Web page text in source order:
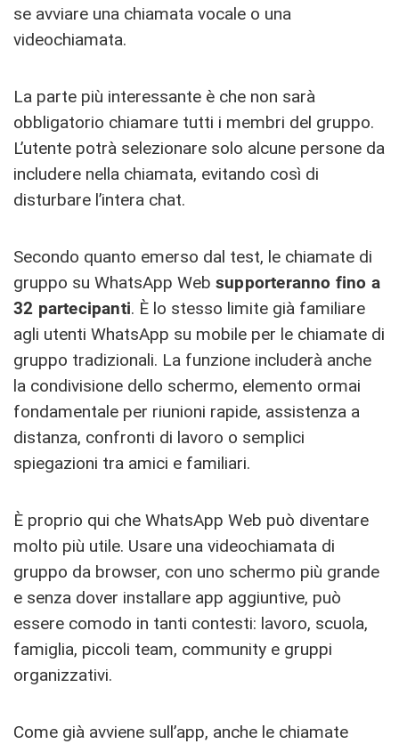
se avviare una chiamata vocale o una
videochiamata.
La parte più interessante è che non sarà
obbligatorio chiamare tutti i membri del gruppo.
L’utente potrà selezionare solo alcune persone da
includere nella chiamata, evitando così di
disturbare l’intera chat.
Secondo quanto emerso dal test, le chiamate di
gruppo su WhatsApp Web supporteranno fino a
32 partecipanti. È lo stesso limite già familiare
agli utenti WhatsApp su mobile per le chiamate di
gruppo tradizionali. La funzione includerà anche
la condivisione dello schermo, elemento ormai
fondamentale per riunioni rapide, assistenza a
distanza, confronti di lavoro o semplici
spiegazioni tra amici e familiari.
È proprio qui che WhatsApp Web può diventare
molto più utile. Usare una videochiamata di
gruppo da browser, con uno schermo più grande
e senza dover installare app aggiuntive, può
essere comodo in tanti contesti: lavoro, scuola,
famiglia, piccoli team, community e gruppi
organizzativi.
Come già avviene sull’app, anche le chiamate